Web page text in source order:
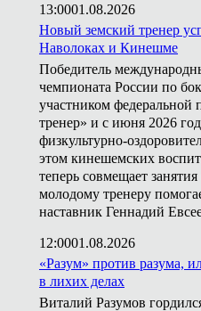
13:0001.08.2026
Новый земский тренер
Наволоках и Кинешме
Победитель
чемпионата России по
участником федеральной
тренер» и с июня 2026
физкультурно-
этом кинешемских
теперь совмещает
молодому тренеру
наставник Геннадий
12:0001.08.2026
«Разум» против разума,
в лихих делах
Виталий Разумов